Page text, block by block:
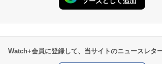
Watch+会員に登録して、当サイトのニュースレタ